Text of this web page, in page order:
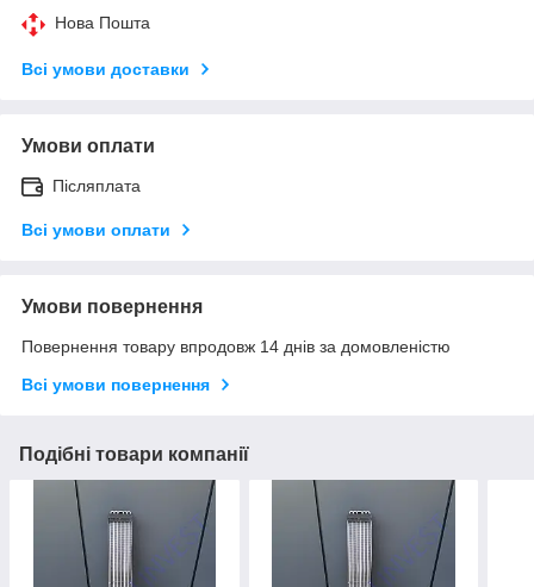
Нова Пошта
Всі умови доставки
Умови оплати
Післяплата
Всі умови оплати
Умови повернення
Повернення товару впродовж 14 днів за домовленістю
Всі умови повернення
Подібні товари компанії